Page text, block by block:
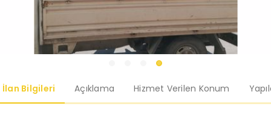
İlan Bilgileri Açıklama Hizmet Verilen Konum